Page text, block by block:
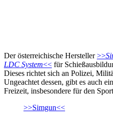
Der österreichische Hersteller>>
LDC System<< für
Dieses richtet sich an Polizei,
Ungeachtet dessen, gibt es auch
Freizeit, insbesondere für den
>>Simgun<<